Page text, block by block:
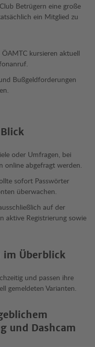
Betrügern eine große
ein Mitglied zu
kursieren aktuell
Bußgeldforderungen
oder Umfragen, bei
online abgefragt werden.
sofort Passwörter
überwachen.
auf der
aktive Registrierung sowie
im Überblick
und passen ihre
gemeldeten Varianten.
und Dashcam